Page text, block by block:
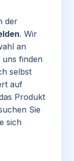
der
. Wir
an
uns finden
selbst
auf
Produkt
Sie
sich